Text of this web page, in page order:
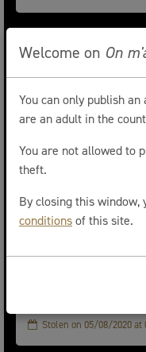
Stolen on 05/08/2020 at
Welcome on On
You can only publish
are an adult in the
You are not allowed to
theft.
By closing this window,
conditionsof this site.